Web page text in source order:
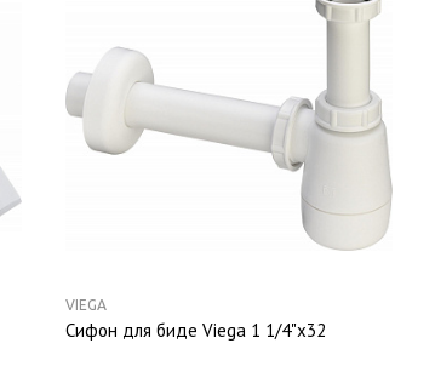
VIEGA
Сифон для биде Viega 1 1/4"х32